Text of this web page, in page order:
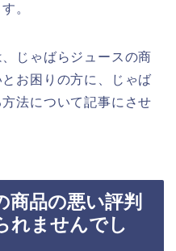
。
じゃばらジュースの商
お困りの方に、じゃば
法について記事にさせ
商品の悪い評判
れませんでし